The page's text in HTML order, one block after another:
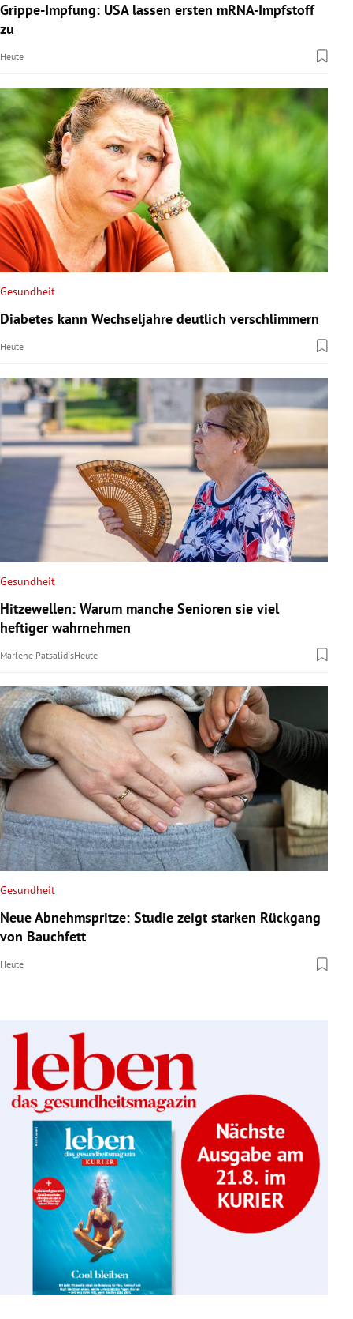
Grippe-Impfung: USA lassen ersten mRNA-Impfstoff
zu
Heute
Gesundheit
Diabetes kann Wechseljahre deutlich verschlimmern
Heute
Gesundheit
Hitzewellen: Warum manche Senioren sie viel
heftiger wahrnehmen
Marlene PatsalidisHeute
Gesundheit
Neue Abnehmspritze: Studie zeigt starken Rückgang
von Bauchfett
Heute